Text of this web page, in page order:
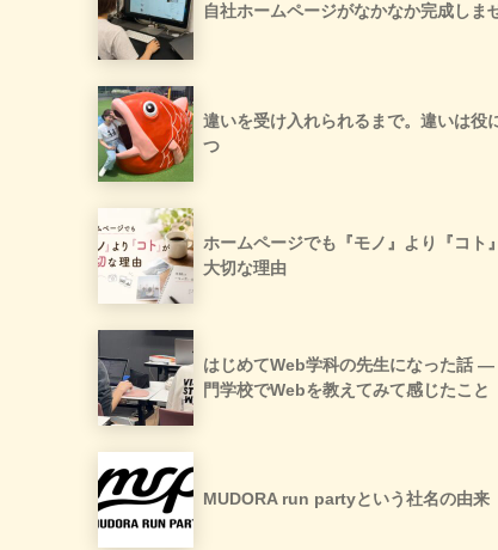
自社ホームページがなかなか完成しま
違いを受け入れられるまで。違いは役
つ
ホームページでも『モノ』より『コト
大切な理由
はじめてWeb学科の先生になった話 ―
門学校でWebを教えてみて感じたこと
MUDORA run partyという社名の由来